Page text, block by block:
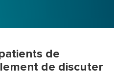
de
de discuter